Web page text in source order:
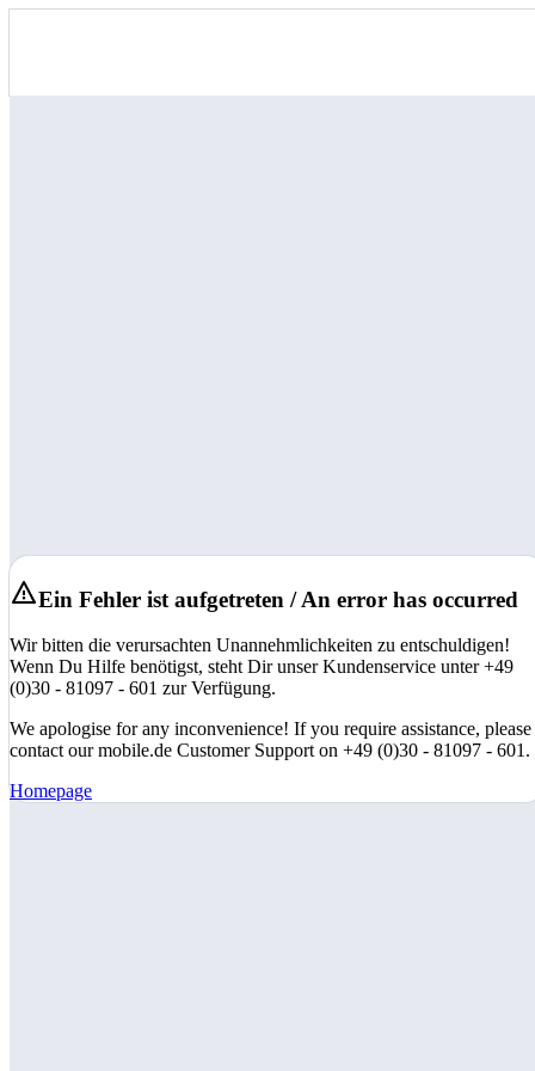
Ein Fehler ist aufgetreten / An error has occurred
Wir bitten die verursachten Unannehmlichkeiten zu entschuldigen!
Wenn Du Hilfe benötigst, steht Dir unser Kundenservice unter +49
(0)30 - 81097 - 601 zur Verfügung.
We apologise for any inconvenience! If you require assistance, please
contact our mobile.de Customer Support on +49 (0)30 - 81097 - 601.
Homepage